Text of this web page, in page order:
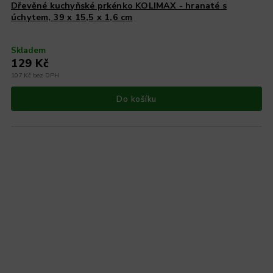
Dřevěné kuchyňské prkénko KOLIMAX - hranaté s
úchytem, 39 x 15,5 x 1,6 cm
Skladem
107 Kč bez DPH
129 Kč
Do košíku